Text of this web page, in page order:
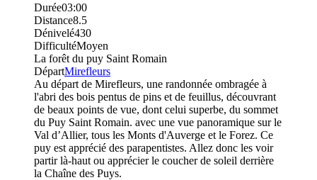
Durée03:00
Distance8.5
Dénivelé430
DifficultéMoyen
La forêt du puy Saint Romain
DépartMirefleurs
Au départ de Mirefleurs, une randonnée ombragée à
l'abri des bois pentus de pins et de feuillus, découvrant
de beaux points de vue, dont celui superbe, du sommet
du Puy Saint Romain. avec une vue panoramique sur le
Val d’Allier, tous les Monts d'Auverge et le Forez. Ce
puy est apprécié des parapentistes. Allez donc les voir
partir là-haut ou apprécier le coucher de soleil derrière
la Chaîne des Puys.